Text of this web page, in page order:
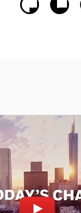
PART-
ZAMĚSTNÁNÍ
ZKRÁCENÝ
ÚVAZEK
ČI
FULL-